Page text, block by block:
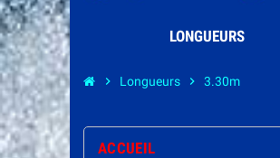
LONGUEURS
chevron_right Longueurs chevron_right 3.30m
ACCUEIL